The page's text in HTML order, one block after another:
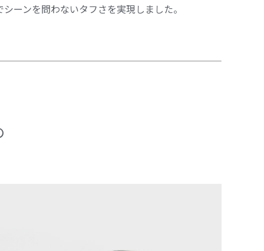
ーンを問わないタフさを実現しました。